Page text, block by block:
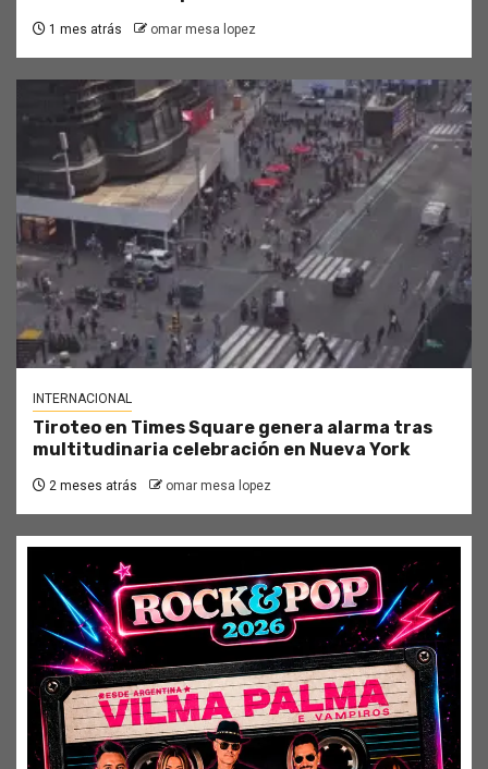
1 mes atrás omar mesa lopez
INTERNACIONAL
Tiroteo en Times Square genera alarma tras
multitudinaria celebración en Nueva York
2 meses atrás omar mesa lopez